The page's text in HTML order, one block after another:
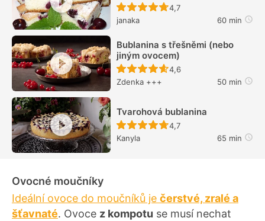
Recept ještě nebyl
4,7
janaka
60 min
Bublanina s třešněmi (nebo
jiným ovocem)
Recept ještě nebyl
4,6
Zdenka +++
50 min
Tvarohová bublanina
Recept ještě nebyl
4,7
Kanyla
65 min
Ovocné moučníky
Ideální ovoce do moučníků je čerstvé, zralé a
šťavnaté. Ovoce z kompotu se musí nechat